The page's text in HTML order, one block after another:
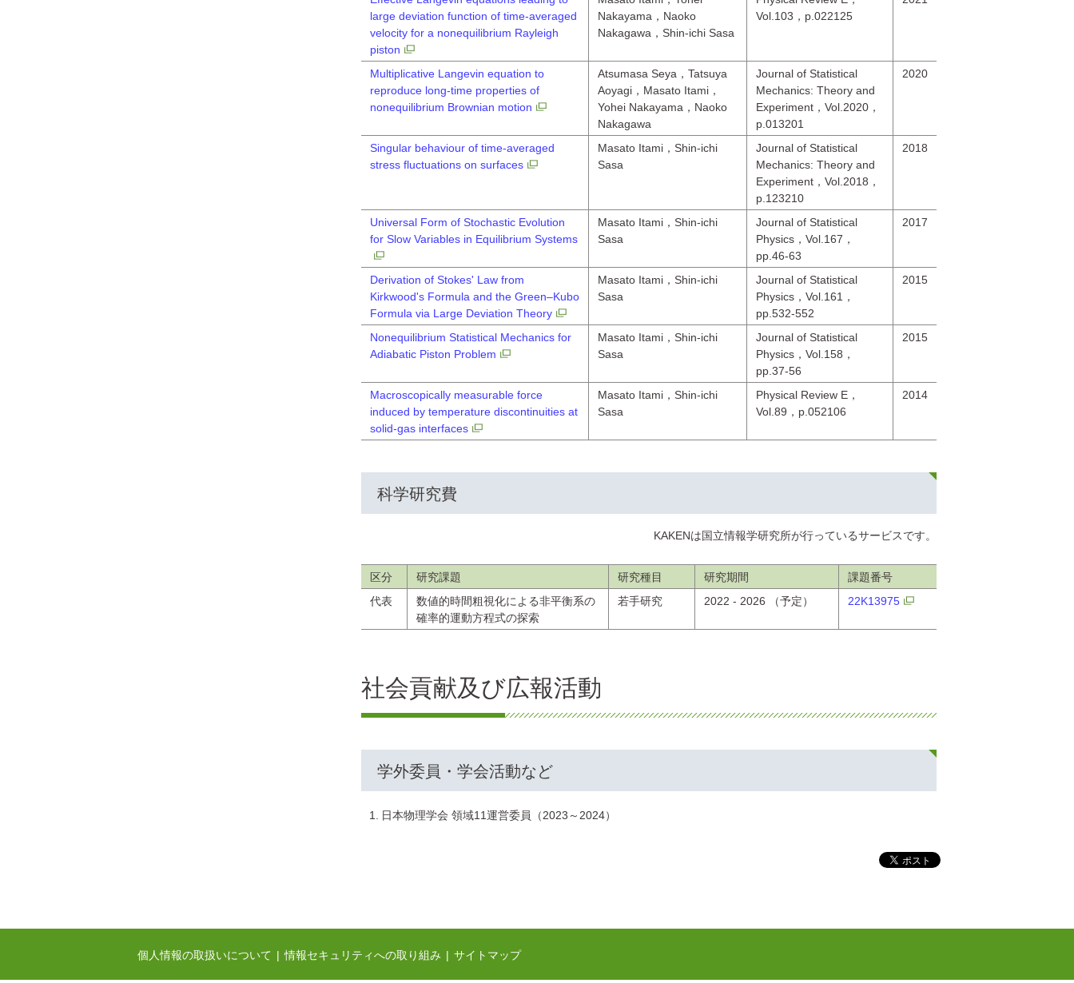
large deviation function of time-averaged
velocity for a nonequilibrium Rayleigh
piston
Nakayama，Naoko
Nakagawa，Shin-ichi Sasa
Vol.103，p.022125
Multiplicative Langevin equation to
reproduce long-time properties of
nonequilibrium Brownian motion
Atsumasa Seya，Tatsuya
Aoyagi，Masato Itami，
Yohei Nakayama，Naoko
Nakagawa
Journal of Statistical
Mechanics: Theory and
Experiment，Vol.2020，
p.013201
2020
Singular behaviour of time-averaged
stress fluctuations on surfaces
Masato Itami，Shin-ichi
Sasa
Journal of Statistical
Mechanics: Theory and
Experiment，Vol.2018，
p.123210
2018
Universal Form of Stochastic Evolution
for Slow Variables in Equilibrium Systems
Masato Itami，Shin-ichi
Sasa
Journal of Statistical
Physics，Vol.167，
pp.46-63
2017
Derivation of Stokes' Law from
Kirkwood's Formula and the Green–Kubo
Formula via Large Deviation Theory
Masato Itami，Shin-ichi
Sasa
Journal of Statistical
Physics，Vol.161，
pp.532-552
2015
Nonequilibrium Statistical Mechanics for
Adiabatic Piston Problem
Masato Itami，Shin-ichi
Sasa
Journal of Statistical
Physics，Vol.158，
pp.37-56
2015
Macroscopically measurable force
induced by temperature discontinuities at
solid-gas interfaces
Masato Itami，Shin-ichi
Sasa
Physical Review E，
Vol.89，p.052106
2014
科学研究費
KAKENは国立情報学研究所が行っているサービスです。
区分 研究課題 研究種目 研究期間
課題番号
代表
数値的時間粗視化による非平衡系の
確率的運動方程式の探索
若手研究 2022 - 2026 （予定） 22K13975
社会貢献及び広報活動
学外委員・学会活動など
日本物理学会 領域11運営委員（2023～2024）
個人情報の取扱いについて 情報セキュリティへの取り組み サイトマップ